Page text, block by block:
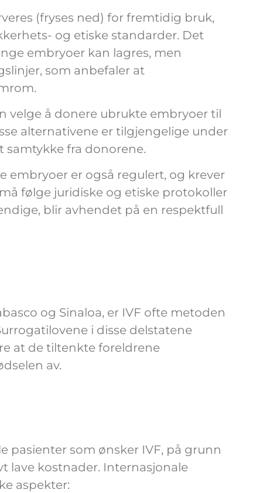
(fryses ned) for fremtidig bruk,
og etiske standarder. Det
embryoer kan lagres, men
som anbefaler at
velge å donere ubrukte embryoer til
alternativene er tilgjengelige under
fra donorene.
embryoer er også regulert, og krever
følge juridiske og etiske protokoller
blir avhendet på en respektfull
og Sinaloa, er IVF ofte metoden
i disse delstatene
at de tiltenkte foreldrene
av.
pasienter som ønsker IVF, på grunn
lave kostnader. Internasjonale
aspekter: